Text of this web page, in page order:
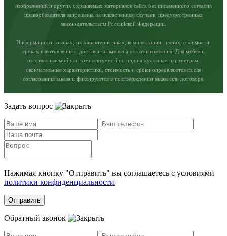
изображений и других охраняемых материалов сайта без письменного согласия
правообладателя запрещены, за исключением случаев, предусмотренных
законодательством Российской Федерации.
Информация о товарах, их характеристиках, комплектации, цветах, стоимости,
сроках изготовления и доставки размещена для ознакомления. Для мебели,
изготавливаемой или комплектуемой по индивидуальным параметрам,
окончательные характеристики, стоимость и сроки определяются после
согласования заказа и фиксируются в подтверждении заказа или договоре.
Задать вопрос
Нажимая кнопку "Отправить" вы соглашаетесь с условиями
политики конфиденциальности
Отправить
Обратный звонок